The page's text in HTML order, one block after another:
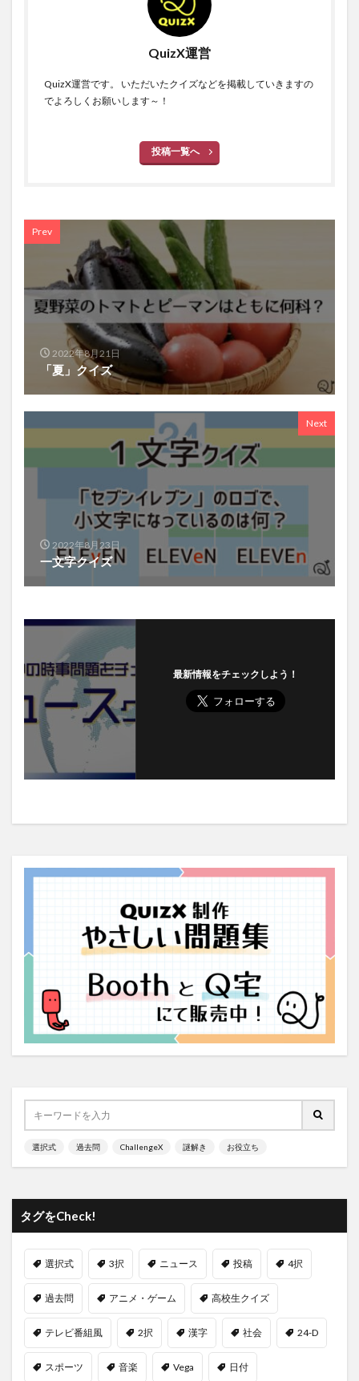
QuizX運営
QuizX運営です。 いただいたクイズなどを掲載していきますの
でよろしくお願いします～！
投稿一覧へ
Prev
2022年8月21日
「夏」クイズ
Next
2022年8月23日
一文字クイズ
最新情報をチェックしよう！
選択式 過去問 ChallengeX 謎解き お役立ち
タグをCheck!
選択式 3択 ニュース 投稿 4択
過去問 アニメ・ゲーム 高校生クイズ
テレビ番組風 2択 漢字 社会 24-D
スポーツ 音楽 Vega 日付